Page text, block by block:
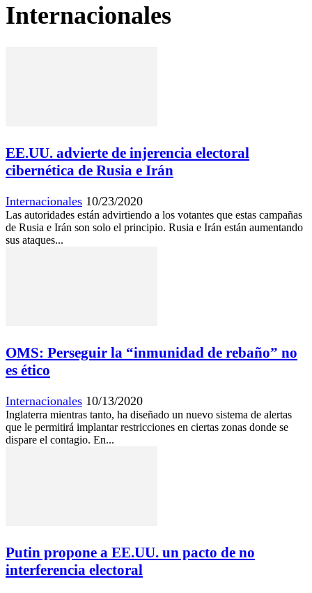
Internacionales
EE.UU. advierte de injerencia electoral
cibernética de Rusia e Irán
Internacionales 10/23/2020
Las autoridades están advirtiendo a los votantes que estas campañas
de Rusia e Irán son solo el principio. Rusia e Irán están aumentando
sus ataques...
OMS: Perseguir la “inmunidad de rebaño” no
es ético
Internacionales 10/13/2020
Inglaterra mientras tanto, ha diseñado un nuevo sistema de alertas
que le permitirá implantar restricciones en ciertas zonas donde se
dispare el contagio. En...
Putin propone a EE.UU. un pacto de no
interferencia electoral